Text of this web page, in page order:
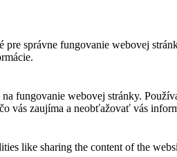
správne fungovanie webovej
fungovanie webovej stránky.
vás zaujíma a neobťažovať vás
like sharing the content of the